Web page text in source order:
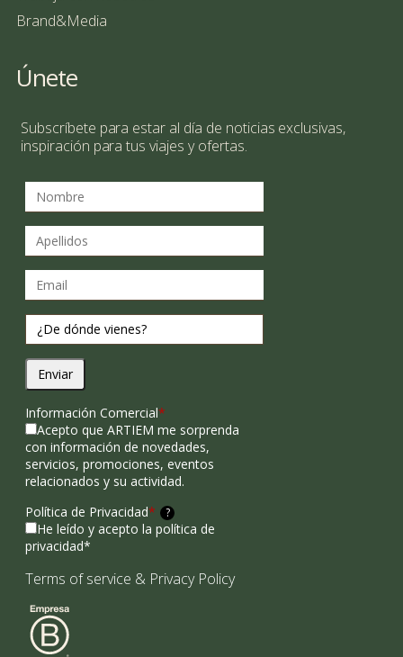
Brand&Media
Únete
Subscríbete para estar al día de noticias exclusivas,
inspiración para tus viajes y ofertas.
Enviar
Información Comercial*
Acepto que ARTIEM me sorprenda
con información de novedades,
servicios, promociones, eventos
relacionados y su actividad.
Política de Privacidad* ?
He leído y acepto la política de
privacidad*
Terms of service & Privacy Policy